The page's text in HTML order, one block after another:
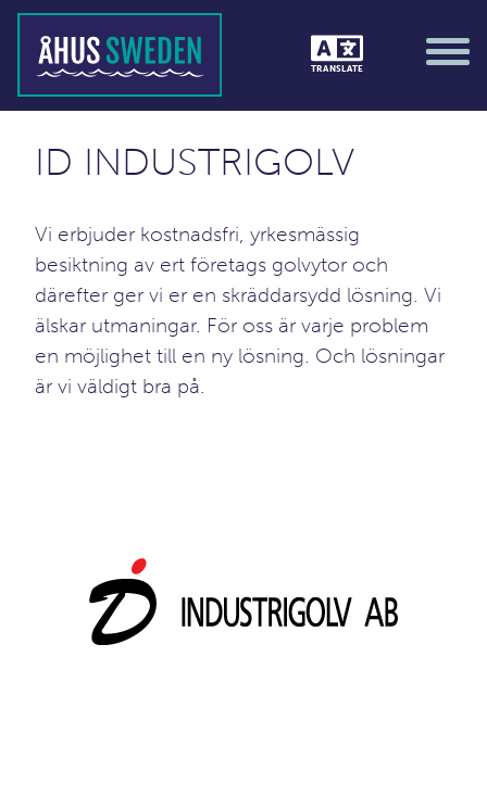
TRANSLATE
ID INDUSTRIGOLV
Vi erbjuder kostnadsfri, yrkesmässig
besiktning av ert företags golvytor och
därefter ger vi er en skräddarsydd lösning. Vi
älskar utmaningar. För oss är varje problem
en möjlighet till en ny lösning. Och lösningar
är vi väldigt bra på.